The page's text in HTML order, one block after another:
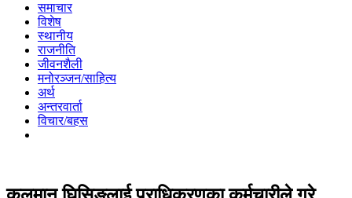
समाचार
विशेष
स्थानीय
राजनीति
जीवनशैली
मनोरञ्जन/साहित्य
अर्थ
अन्तरवार्ता
विचार/बहस